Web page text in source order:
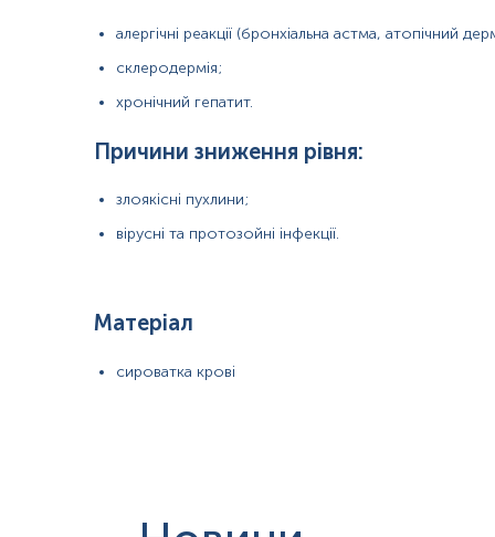
медсестра тощо.
Відбір біоматеріалу проводиться на пунктах забору за наступними адресами:
м. Винники, вул. Івасюка, 1Б
м. Броди, вул. І. Франка, 1
м. Радехів, вул. Львівська, 1
м. Кам’янка-Бузька, вул. І. Франка, 1
м. Новояворівськ, вул. Шевченка, 13
м. Сокаль, вул. Я. Мудрого, 26
м. Шептицький, вул. Шевченка, 147
м. Рогатин, вул. Галицька, 74
алергічні реакції (бронхіальна астма, атопічний
склеродермія;
хронічний гепатит.
Причини зниження рівня:
злоякісні пухлини;
вірусні та протозойні інфекції.
Матеріал
сироватка крові